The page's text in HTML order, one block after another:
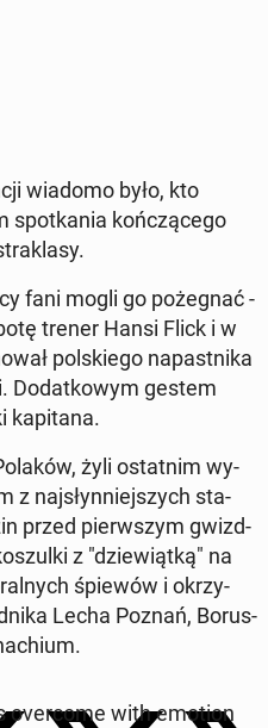
wiadomo było, kto
spo­tka­nia koń­czą­ce­go
fani mogli go po­że­gnać -
trener Hansi Flick i w
pol­skie­go na­past­ni­ka
Do­dat­ko­wym gestem
ka­pi­ta­na.
żyli ostat­nim wy­
z naj­słyn­niej­szych sta­
przed pierw­szym gwizd­
z "dzie­wiąt­ką" na
śpiewów i okrzy­
Lecha Poznań, Bo­rus­
over­co­me with emotion